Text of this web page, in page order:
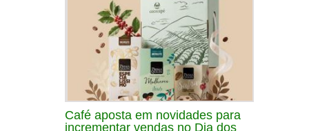
Café aposta em novidades para
incrementar vendas no Dia dos